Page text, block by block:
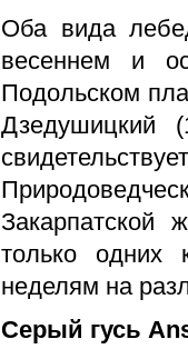
Оба вида
весеннем и
Подольском
Дзедушицкий
Закарпатской
только одних
неделям на
Серый гусь